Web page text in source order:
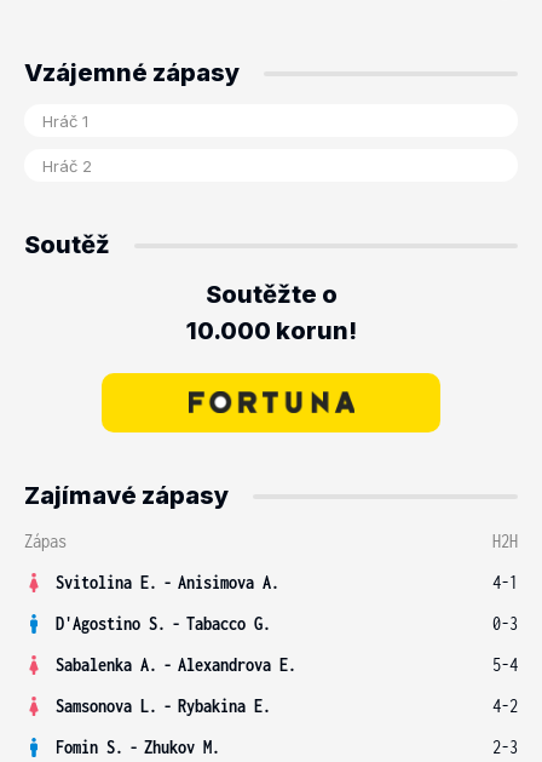
Vzájemné zápasy
Soutěž
Soutěžte o
10.000 korun!
Zajímavé zápasy
Zápas
H2H
Svitolina E. - Anisimova A.
4-1
D'Agostino S. - Tabacco G.
0-3
Sabalenka A. - Alexandrova E.
5-4
Samsonova L. - Rybakina E.
4-2
Fomin S. - Zhukov M.
2-3